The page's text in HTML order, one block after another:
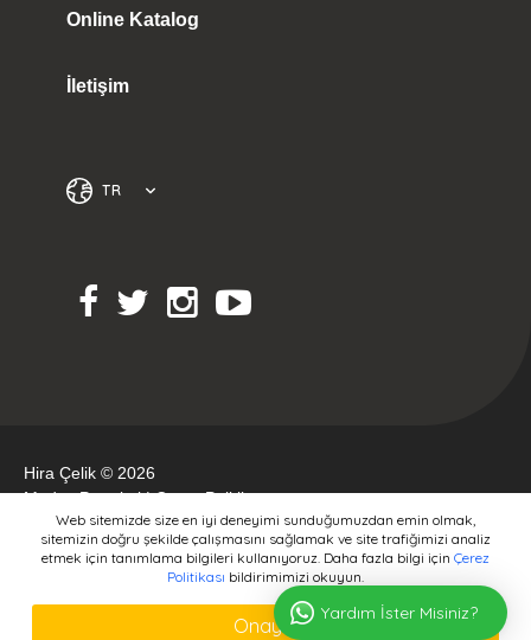
Online Katalog
İletişim
TR
Hira Çelik © 2026
Medya Portakal|Çerez Politikası
Yardım İster Misiniz?
Web sitemizde size en iyi deneyimi sunduğumuzdan emin olmak,
sitemizin doğru şekilde çalışmasını sağlamak ve site trafiğimizi analiz
etmek için tanımlama bilgileri kullanıyoruz. Daha fazla bilgi için Çerez
Politikası bildirimimizi okuyun.
Onayla